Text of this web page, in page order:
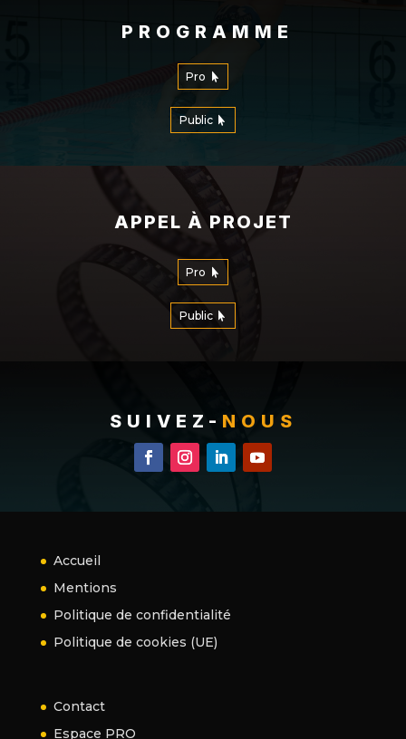
PROGRAMME
Pro
Public
APPEL À PROJET
Pro
Public
SUIVEZ- NOUS
Accueil
Mentions
Politique de confidentialité
Politique de cookies (UE)
Contact
Espace PRO